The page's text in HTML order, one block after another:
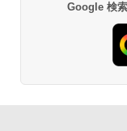
Google 検